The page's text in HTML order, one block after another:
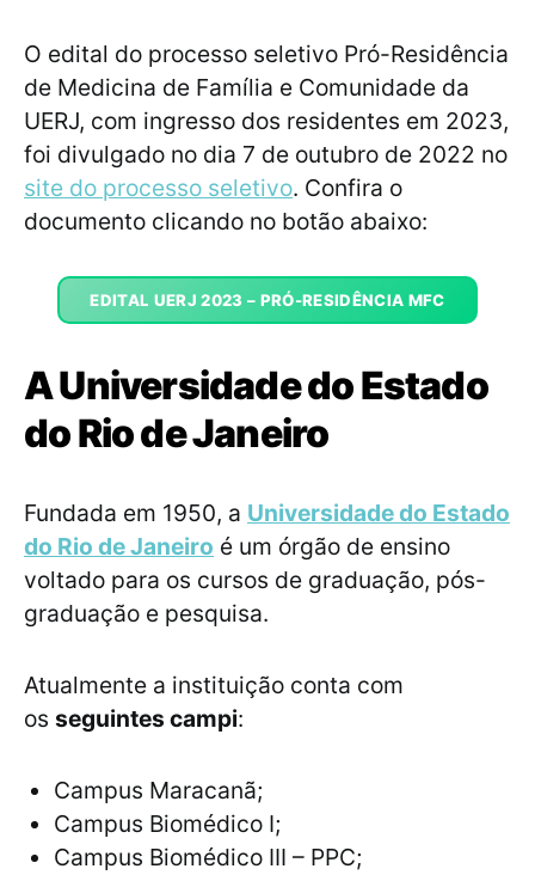
O edital do processo seletivo Pró-Residência
de Medicina de Família e Comunidade da
UERJ, com ingresso dos residentes em 2023,
foi divulgado no dia 7 de outubro de 2022 no
site do processo seletivo. Confira o
documento clicando no botão abaixo:
EDITAL UERJ 2023 – PRÓ-RESIDÊNCIA MFC
AUniversidade do Estado
do Rio de Janeiro
Fundada em 1950, a Universidade do Estado
do Rio de Janeiro é um órgão de ensino
voltado para os cursos de graduação, pós-
graduação e pesquisa.
Atualmente a instituição conta com
os seguintes campi:
Campus Maracanã;
Campus Biomédico I;
Campus Biomédico III – PPC;